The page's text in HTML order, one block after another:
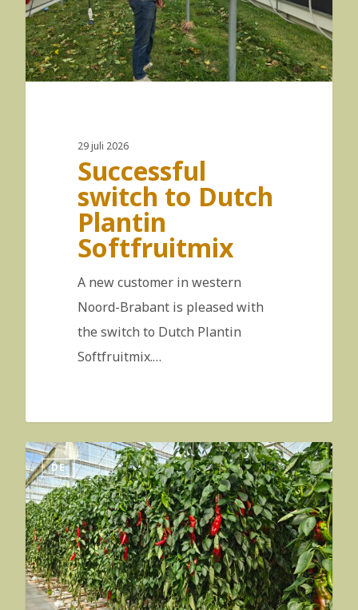
29 juli 2026
Successful
switch to Dutch
Plantin
Softfruitmix
A new customer in western
Noord-Brabant is pleased with
the switch to Dutch Plantin
Softfruitmix.…
DE